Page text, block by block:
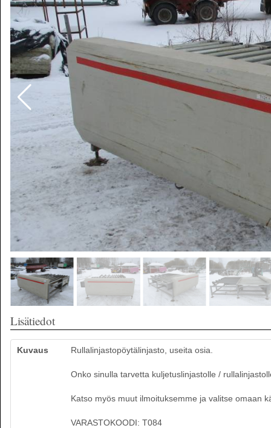
Lisätiedot
Kuvaus Rullalinjastopöytälinjasto, useita osia.
Onko sinulla tarvetta kuljetuslinjastolle /
Katso myös muut ilmoituksemme ja valitse omaan
VARASTOKOODI: T084